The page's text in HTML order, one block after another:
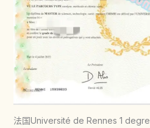
法国Université de Rennes 1